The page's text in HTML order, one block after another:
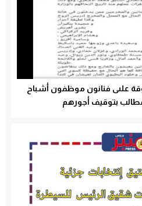
علىى فنانون موظفون أشباح
بتوقيف أجورهم